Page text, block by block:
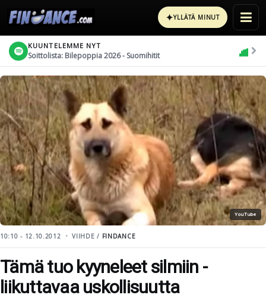
✦YLLÄTÄ MINUT
KUUNTELEMME NYT
Soittolista: Bilepoppia 2026 - Suomihitit
YouTube
10:10 - 12.10.2012 VIIHDE / FINDANCE
Tämä tuo kyyneleet silmiin -
liikuttavaa uskollisuutta